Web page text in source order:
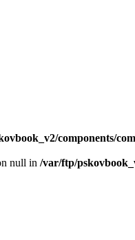
components/
null in /var/ftp/